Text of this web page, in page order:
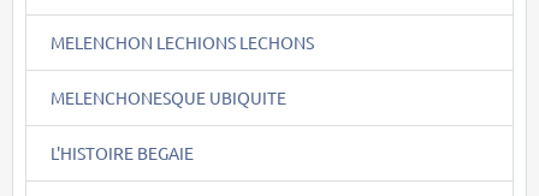
MELENCHON LECHIONS LECHONS
MELENCHONESQUE UBIQUITE
L'HISTOIRE BEGAIE